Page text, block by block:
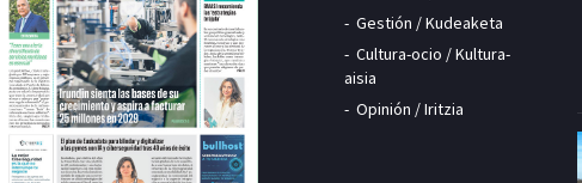
Gestión / Kudeaketa
Cultura-ocio / Kultura-
aisia
Opinión / Iritzia